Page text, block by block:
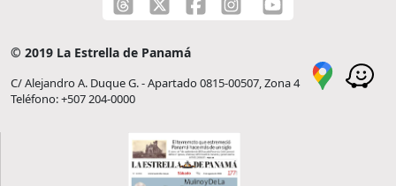
© 2019 La Estrella de Panamá
C/ Alejandro A. Duque G. - Apartado 0815-00507, Zona 4
Teléfono: +507 204-0000